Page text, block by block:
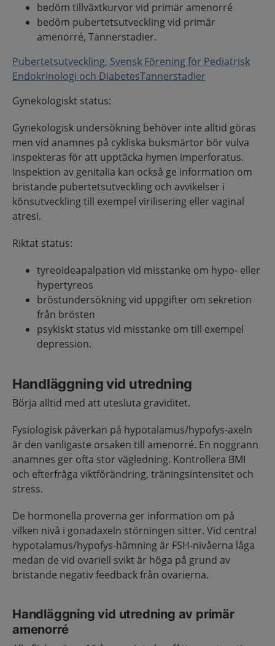
bedöm tillväxtkurvor vid primär amenorré
bedöm pubertetsutveckling vid primär
amenorré, Tannerstadier.
Pubertetsutveckling, Svensk Förening för Pediatrisk
Endokrinologi och DiabetesTannerstadier
Gynekologiskt status:
Gynekologisk undersökning behöver inte alltid göras
men vid anamnes på cykliska buksmärtor bör vulva
inspekteras för att upptäcka hymen imperforatus.
Inspektion av genitalia kan också ge information om
bristande pubertetsutveckling och avvikelser i
könsutveckling till exempel virilisering eller vaginal
atresi.
Riktat status:
tyreoideapalpation vid misstanke om hypo- eller
hypertyreos
bröstundersökning vid uppgifter om sekretion
från brösten
psykiskt status vid misstanke om till exempel
depression.
Handläggning vid utredning
Börja alltid med att utesluta graviditet.
Fysiologisk påverkan på hypotalamus/hypofys-axeln
är den vanligaste orsaken till amenorré. En noggrann
anamnes ger ofta stor vägledning. Kontrollera BMI
och efterfråga viktförändring, träningsintensitet och
stress.
De hormonella proverna ger information om på
vilken nivå i gonadaxeln störningen sitter. Vid central
hypotalamus/hypofys-hämning är FSH-nivåerna låga
medan de vid ovariell svikt är höga på grund av
bristande negativ feedback från ovarierna.
Handläggning vid utredning av primär
amenorré